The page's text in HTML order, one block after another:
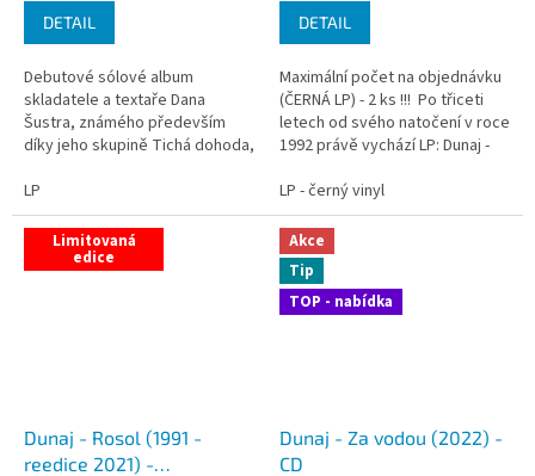
DETAIL
Debutové sólové album
skladatele a textaře Dana
Šustra, známého především
díky jeho skupině Tichá dohoda,
lety, kde je téměř výhradním
autorem a je podepsán pod hity
jako Večírek...
LP
DETAIL
Maximální počet na objednávku
(ČERNÁ LP) - 2 ks !!! Po třiceti
letech od svého natočení v roce
1992 právě vychází LP: Dunaj -
remasterované LIMITOVANÉ
reedici s restaurovaným
původním...
LP - černý vinyl
Limitovaná
edice
Dunaj - Rosol (1991 -
reedice 2021) -
Akce
Tip
TOP - nabídka
Dunaj - Za vodou (2022) -
CD